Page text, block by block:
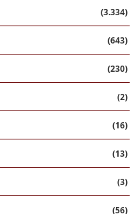
(3.334)
(643)
(230)
(2)
(16)
(13)
(3)
(56)